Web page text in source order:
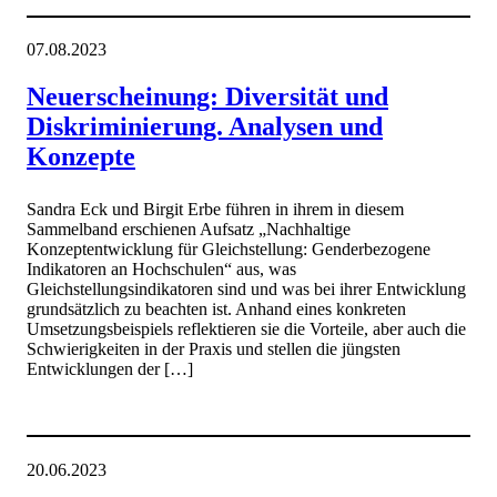
07.08.2023
Neuerscheinung: Diversität und
Diskriminierung. Analysen und
Konzepte
Sandra Eck und Birgit Erbe führen in ihrem in diesem
Sammelband erschienen Aufsatz „Nachhaltige
Konzeptentwicklung für Gleichstellung: Genderbezogene
Indikatoren an Hochschulen“ aus, was
Gleichstellungsindikatoren sind und was bei ihrer Entwicklung
grundsätzlich zu beachten ist. Anhand eines konkreten
Umsetzungsbeispiels reflektieren sie die Vorteile, aber auch die
Schwierigkeiten in der Praxis und stellen die jüngsten
Entwicklungen der […]
20.06.2023